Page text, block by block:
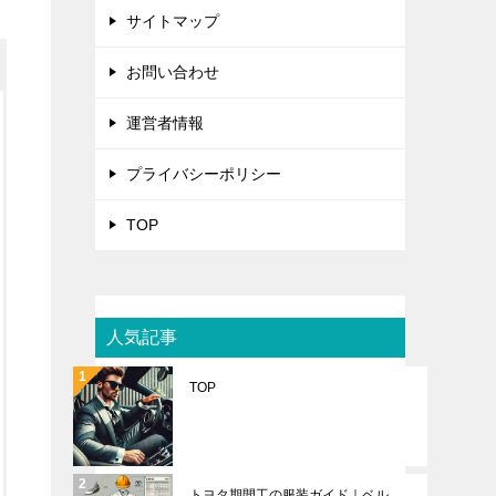
サイトマップ
お問い合わせ
運営者情報
プライバシーポリシー
TOP
人気記事
TOP